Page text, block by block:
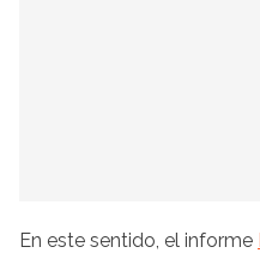
En este sentido, el informe